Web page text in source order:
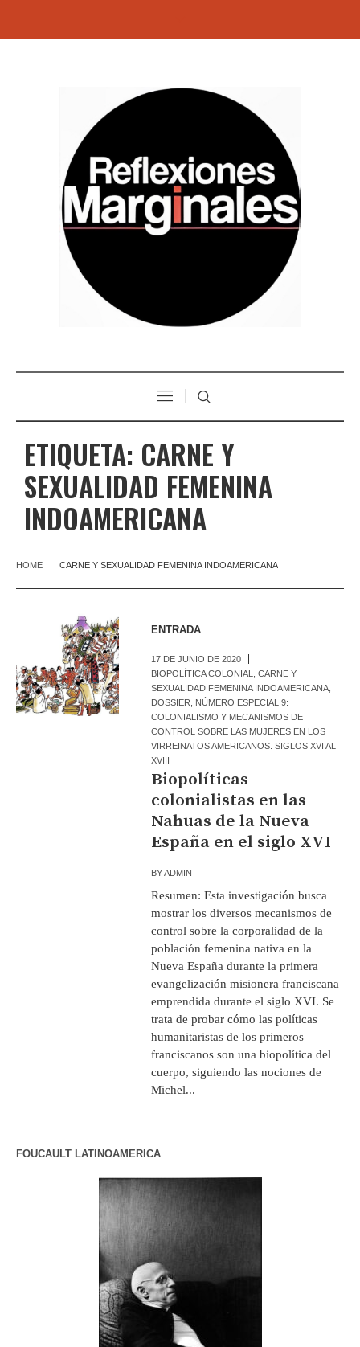
ETIQUETA: CARNE Y
SEXUALIDAD FEMENINA
INDOAMERICANA
HOME CARNE Y SEXUALIDAD FEMENINA INDOAMERICANA
ENTRADA
17 DE JUNIO DE 2020
BIOPOLÍTICA COLONIAL
,CARNE Y
SEXUALIDAD FEMENINA INDOAMERICANA
DOSSIER
NÚMERO ESPECIAL 9:
COLONIALISMO Y MECANISMOS DE
CONTROL SOBRE LAS MUJERES EN LOS
VIRREINATOS AMERICANOS. SIGLOS XVI AL
XVIII
Biopolíticas
colonialistas en las
Nahuas de la Nueva
España en el siglo XVI
BYADMIN
Resumen: Esta investigación busca
mostrar los diversos mecanismos de
control sobre la corporalidad de la
población femenina nativa en la
Nueva España durante la primera
evangelización misionera franciscana
emprendida durante el siglo XVI. Se
trata de probar cómo las políticas
humanitaristas de los primeros
franciscanos son una biopolítica del
cuerpo, siguiendo las nociones de
Michel...
FOUCAULT LATINOAMERICA